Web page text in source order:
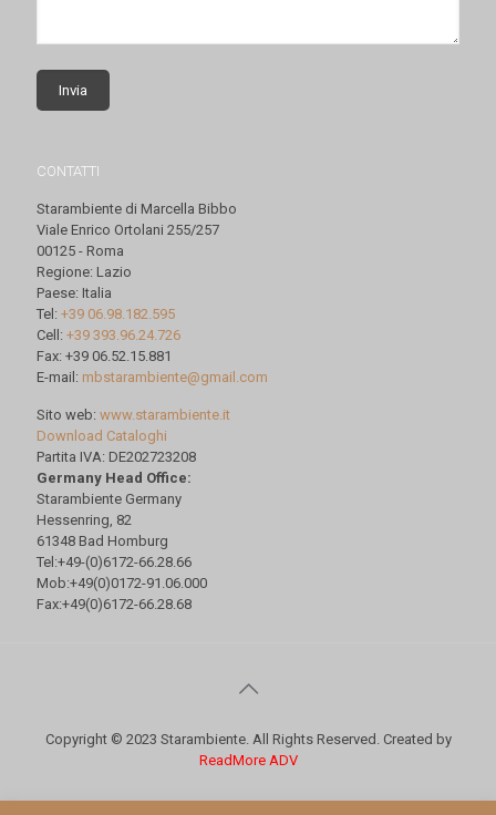
CONTATTI
Starambiente di Marcella Bibbo
Viale Enrico Ortolani 255/257
00125 - Roma
Regione: Lazio
Paese: Italia
Tel: +39 06.98.182.595
Cell: +39 393.96.24.726
Fax: +39 06.52.15.881
E-mail: mbstarambiente@gmail.com
Sito web: www.starambiente.it
Download Cataloghi
Partita IVA: DE202723208
Germany Head Office:
Starambiente Germany
Hessenring, 82
61348 Bad Homburg
Tel:+49-(0)6172-66.28.66
Mob:+49(0)0172-91.06.000
Fax:+49(0)6172-66.28.68
Copyright © 2023 Starambiente. All Rights Reserved. Created by
ReadMore ADV